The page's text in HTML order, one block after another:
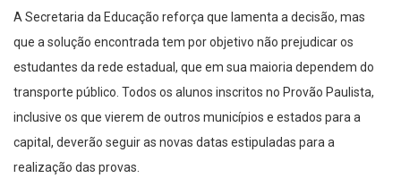
A Secretaria da Educação reforça que lamenta a decisão, mas
que a solução encontrada tem por objetivo não prejudicar os
estudantes da rede estadual, que em sua maioria dependem do
transporte público. Todos os alunos inscritos no Provão Paulista,
inclusive os que vierem de outros municípios e estados para a
capital, deverão seguir as novas datas estipuladas para a
realização das provas.